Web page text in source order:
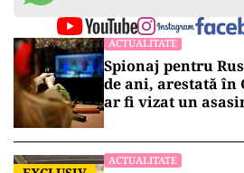
ACTUALITATE
Spionaj pentru
de ani, arestată în
ar fi vizat un
ACTUALITATE